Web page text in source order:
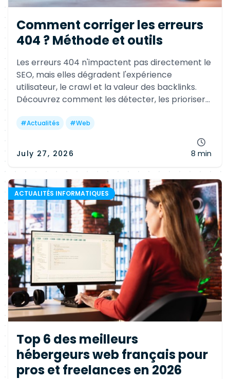
Comment corriger les erreurs
404 ? Méthode et outils
Les erreurs 404 n'impactent pas directement le
SEO, mais elles dégradent l'expérience
utilisateur, le crawl et la valeur des backlinks.
Découvrez comment les détecter, les prioriser
et les bonnes pratiques.
#Actualités #Web
July 27, 2026 8 min
ACTUALITÉS INFORMATIQUES
Top 6 des meilleurs
hébergeurs web français pour
pros et freelances en 2026